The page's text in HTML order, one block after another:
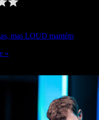
mas LOUD mantém
»